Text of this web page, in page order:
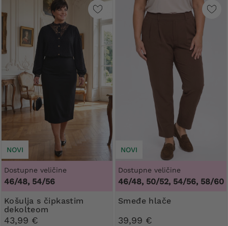
NOVI
Dostupne veličine
46/48, 54/56
košulja s čipkastim
dekolteom
43,99 €
NOVI
Dostupne veličine
46/48, 50/52, 54/56, 58/60
Smeđe hlače
39,99 €